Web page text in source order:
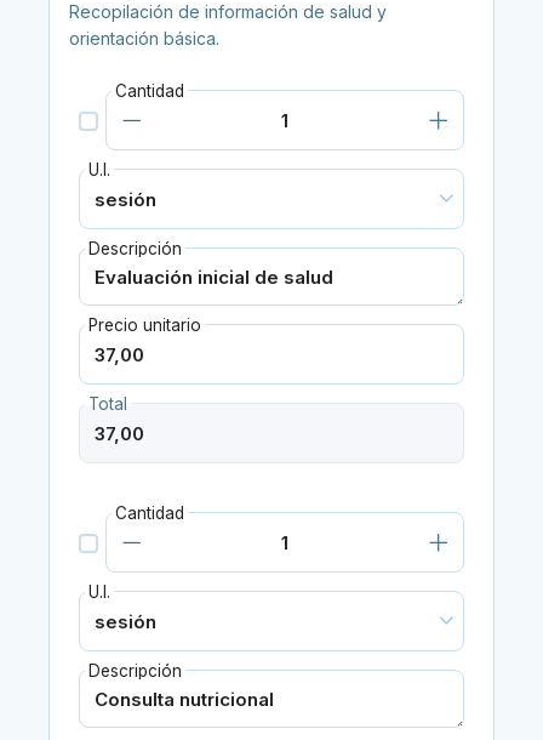
Recopilación de información de salud y
orientación básica.
Cantidad
U.I.
Descripción
Precio unitario
Total
Cantidad
U.I.
Descripción